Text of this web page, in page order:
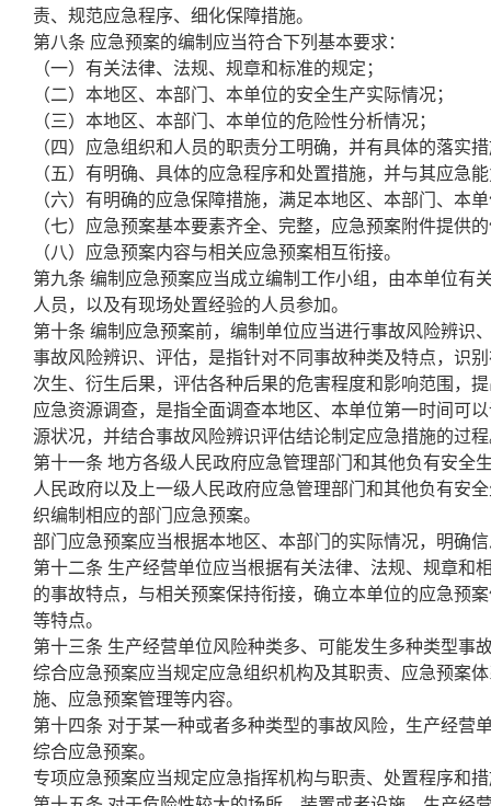
责、规范应急程序、细化保障措施。
第八条 应急预案的编制应当符合下列基本要求：
（一）有关法律、法规、规章和标准的规定；
（二）本地区、本部门、本单位的安全生产实际情况；
（三）本地区、本部门、本单位的危险性分析情况；
（四）应急组织和人员的职责分工明确，并有具体的落实
（五）有明确、具体的应急程序和处置措施，并与其应急
（六）有明确的应急保障措施，满足本地区、本部门、本
（七）应急预案基本要素齐全、完整，应急预案附件提供
（八）应急预案内容与相关应急预案相互衔接。
第九条 编制应急预案应当成立编制工作小组，由本单位有
人员，以及有现场处置经验的人员参加。
第十条 编制应急预案前，编制单位应当进行事故风险辨识
事故风险辨识、评估，是指针对不同事故种类及特点，识
次生、衍生后果，评估各种后果的危害程度和影响范围，
应急资源调查，是指全面调查本地区、本单位第一时间可
源状况，并结合事故风险辨识评估结论制定应急措施的过
第十一条 地方各级人民政府应急管理部门和其他负有安全
人民政府以及上一级人民政府应急管理部门和其他负有安
织编制相应的部门应急预案。
部门应急预案应当根据本地区、本部门的实际情况，明确
第十二条 生产经营单位应当根据有关法律、法规、规章和
的事故特点，与相关预案保持衔接，确立本单位的应急预
等特点。
第十三条 生产经营单位风险种类多、可能发生多种类型事
综合应急预案应当规定应急组织机构及其职责、应急预案
施、应急预案管理等内容。
第十四条 对于某一种或者多种类型的事故风险，生产经营
综合应急预案。
专项应急预案应当规定应急指挥机构与职责、处置程序和